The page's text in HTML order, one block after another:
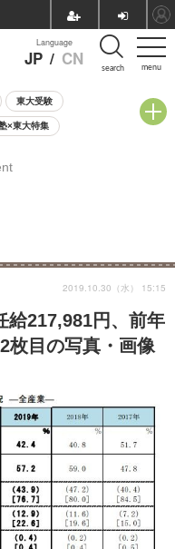
menu
Language
JP / CN search
東大受験
×東大特集
談会
給217,981円、前年
枚目の写真・画像
2019.10.30（水） 15:15